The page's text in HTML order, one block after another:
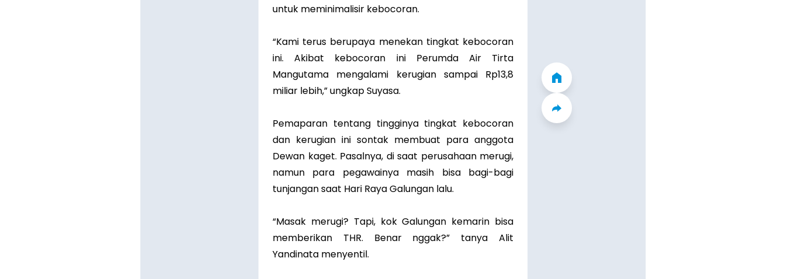
untuk meminimalisir kebocoran.
“Kami terus berupaya menekan tingkat kebocoran
ini. Akibat kebocoran ini Perumda Air Tirta
Mangutama mengalami kerugian sampai Rp13,8
miliar lebih,” ungkap Suyasa.
Pemaparan tentang tingginya tingkat kebocoran
dan kerugian ini sontak membuat para anggota
Dewan kaget. Pasalnya, di saat perusahaan merugi,
namun para pegawainya masih bisa bagi-bagi
tunjangan saat Hari Raya Galungan lalu.
“Masak merugi? Tapi, kok Galungan kemarin bisa
memberikan THR. Benar nggak?” tanya Alit
Yandinata menyentil.